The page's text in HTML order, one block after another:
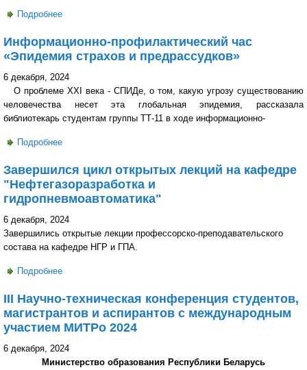
Подробнее
Информационно-профилактический час
«Эпидемия страхов и предрассудков»
6 декабря, 2024
О проблеме XXI века - СПИДе, о том, какую угрозу существованию
человечества несет эта глобальная эпидемия, рассказала
библиотекарь студентам группы ТТ-11 в ходе информационно-
Подробнее
Завершился цикл открытых лекций на кафедре
"Нефтегазоразработка и
гидропневмоавтоматика"
6 декабря, 2024
Завершились открытые лекции профессорско-преподавательского
состава на кафедре НГР и ГПА.
Подробнее
III Научно-техническая конференция студентов,
магистрантов и аспирантов c международным
участием МИТРо 2024
6 декабря, 2024
Министерство образования Республики Беларусь